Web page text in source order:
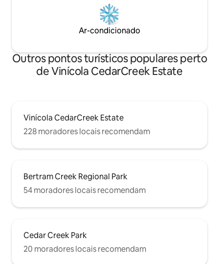
Ar-condicionado
Outros pontos turísticos populares perto
de Vinícola CedarCreek Estate
Vinícola CedarCreek Estate
228 moradores locais recomendam
Bertram Creek Regional Park
54 moradores locais recomendam
Cedar Creek Park
20 moradores locais recomendam